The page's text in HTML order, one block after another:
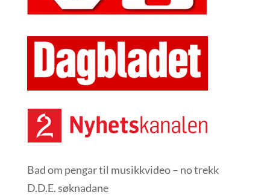
Bad om pengar til musikkvideo – no trekk
D.D.E. søknadane